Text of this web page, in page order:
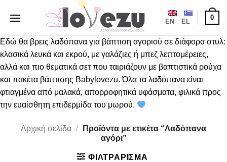
στο
EN EL
0
Εδώ θα βρεις λαδόπανα για βάπτιση αγοριού σε διάφορα στυλ:
κλασικά λευκά και εκρού, με γαλάζιες ή μπεζ λεπτομέρειες,
αλλά και πιο θεματικά σετ που ταιριάζουν με βαπτιστικά ρούχα
και πακέτα βάπτισης Babylovezu. Όλα τα λαδόπανα είναι
φτιαγμένα από μαλακά, απορροφητικά υφάσματα, φιλικά προς
την ευαίσθητη επιδερμίδα του μωρού.
Αρχική σελίδα /
Προϊόντα με ετικέτα “Λαδόπανα
αγόρι”
ΦΙΛΤΡΑΡΙΣΜΑ